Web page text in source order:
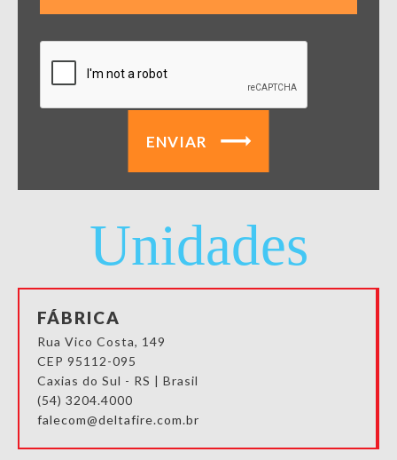
ENVIAR
Unidades
FÁBRICA
Rua Vico Costa, 149
CEP 95112-095
Caxias do Sul - RS | Brasil
(54) 3204.4000
falecom@deltafire.com.br